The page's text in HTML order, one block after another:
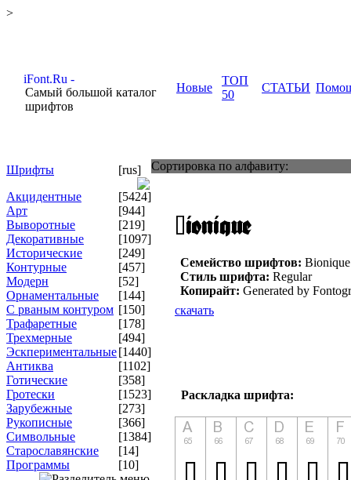
>
Самый большой каталог
шрифтов
Новые
ТОП
50
СТАТЬИ
Шрифты
[rus]
Акцидентные
[5424]
Арт
[944]
Выворотные
[219]
Декоративные
[1097]
Исторические
[249]
Контурные
[457]
Модерн
[52]
Орнаментальные
[144]
С рваным контуром [150]
Трафаретные
[178]
Трехмерные
[494]
Эскпериментальные[1440]
Антиква
[1102]
Готические
[358]
Гротески
[1523]
Зарубежные
[273]
Рукописные
[366]
Символьные
[1384]
Старославянские
[14]
Программы
[10]
Сортировка по алфавиту:
Семейство шрифтов: Bionique
Стиль шрифта: Regular
Копирайт: Generated by
скачать
Раскладка шрифта: